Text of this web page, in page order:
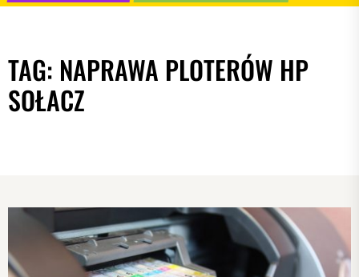
TAG: NAPRAWA PLOTERÓW HP
SOŁACZ